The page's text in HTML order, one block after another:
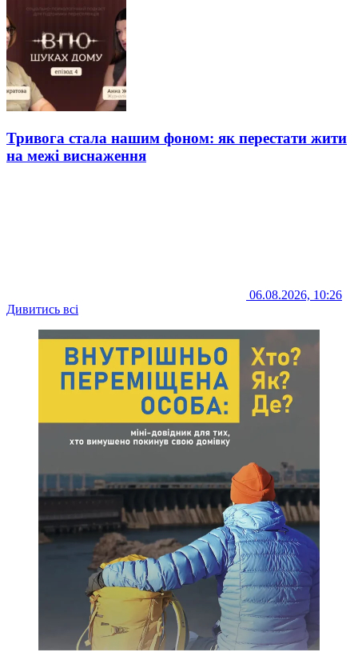
Тривога стала нашим фоном: як перестати жити
на межі виснаження
06.08.2026, 10:26
Дивитись всі